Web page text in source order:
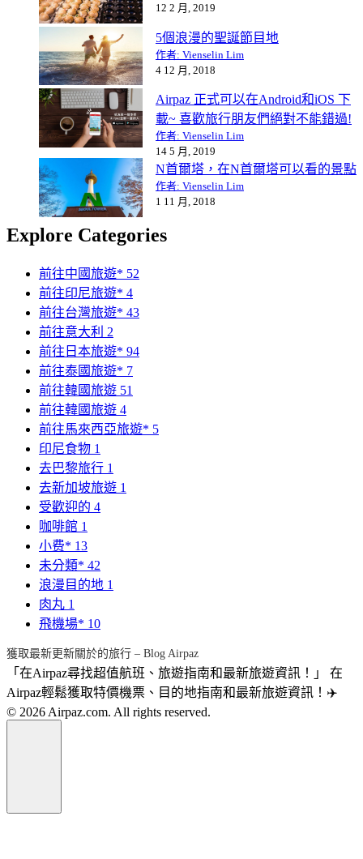
12 2 月, 2019
5個浪漫的聖誕節目地
作者: Vienselin Lim
4 12 月, 2018
Airpaz 正式可以在Android和iOS 下
載~ 喜歡旅行朋友們絕對不能錯過!
作者: Vienselin Lim
14 5 月, 2019
N首爾塔，在N首爾塔可以看的景點
作者: Vienselin Lim
1 11 月, 2018
Explore Categories
前往中國旅遊* 52
前往印尼旅遊* 4
前往台灣旅遊* 43
前往意大利 2
前往日本旅遊* 94
前往泰國旅遊* 7
前往韓國旅遊 51
前往韓國旅遊 4
前往馬來西亞旅遊* 5
印尼食物 1
去巴黎旅行 1
去新加坡旅遊 1
受歡迎的 4
咖啡館 1
小费* 13
未分類* 42
浪漫目的地 1
肉丸 1
飛機場* 10
獲取最新更新關於的旅行 – Blog Airpaz
「在Airpaz尋找超值航班、旅遊指南和最新旅遊資訊！」 在
Airpaz輕鬆獲取特價機票、目的地指南和最新旅遊資訊！✈️
© 2026 Airpaz.com. All rights reserved.